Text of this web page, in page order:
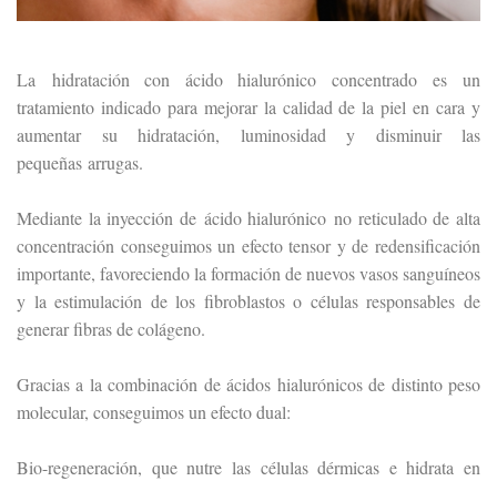
La hidratación con ácido hialurónico concentrado es un
tratamiento indicado para mejorar la calidad de la piel en cara y
aumentar su hidratación, luminosidad y disminuir las
pequeñas arrugas.
Mediante la inyección de ácido hialurónico no reticulado de alta
concentración conseguimos un efecto tensor y de redensificación
importante, favoreciendo la formación de nuevos vasos sanguíneos
y la estimulación de los fibroblastos o células responsables de
generar fibras de colágeno.
Gracias a la combinación de ácidos hialurónicos de distinto peso
molecular, conseguimos un efecto dual:
Bio-regeneración, que nutre las células dérmicas e hidrata en